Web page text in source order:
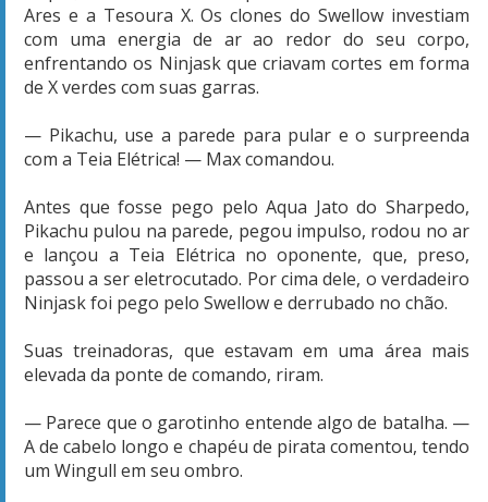
Ares e a Tesoura X. Os clones do Swellow investiam
com uma energia de ar ao redor do seu corpo,
enfrentando os Ninjask que criavam cortes em forma
de X verdes com suas garras.
— Pikachu, use a parede para pular e o surpreenda
com a Teia Elétrica! — Max comandou.
Antes que fosse pego pelo Aqua Jato do Sharpedo,
Pikachu pulou na parede, pegou impulso, rodou no ar
e lançou a Teia Elétrica no oponente, que, preso,
passou a ser eletrocutado. Por cima dele, o verdadeiro
Ninjask foi pego pelo Swellow e derrubado no chão.
Suas treinadoras, que estavam em uma área mais
elevada da ponte de comando, riram.
— Parece que o garotinho entende algo de batalha. —
A de cabelo longo e chapéu de pirata comentou, tendo
um Wingull em seu ombro.